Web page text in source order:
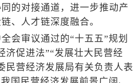
的对接通道，进一步推动产
、人才链深度融合。
审议通过的“十五五”规划
济促进法”“发展壮大民营经
民营经济发展局有关负责人表